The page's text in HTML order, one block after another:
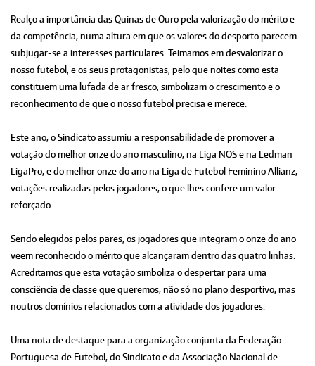
Realço a importância das Quinas de Ouro pela valorização do mérito e
da competência, numa altura em que os valores do desporto parecem
subjugar-se a interesses particulares. Teimamos em desvalorizar o
nosso futebol, e os seus protagonistas, pelo que noites como esta
constituem uma lufada de ar fresco, simbolizam o crescimento e o
reconhecimento de que o nosso futebol precisa e merece.
Este ano, o Sindicato assumiu a responsabilidade de promover a
votação do melhor onze do ano masculino, na Liga NOS e na Ledman
LigaPro, e do melhor onze do ano na Liga de Futebol Feminino Allianz,
votações realizadas pelos jogadores, o que lhes confere um valor
reforçado.
Sendo elegidos pelos pares, os jogadores que integram o onze do ano
veem reconhecido o mérito que alcançaram dentro das quatro linhas.
Acreditamos que esta votação simboliza o despertar para uma
consciência de classe que queremos, não só no plano desportivo, mas
noutros domínios relacionados com a atividade dos jogadores.
Uma nota de destaque para a organização conjunta da Federação
Portuguesa de Futebol, do Sindicato e da Associação Nacional de